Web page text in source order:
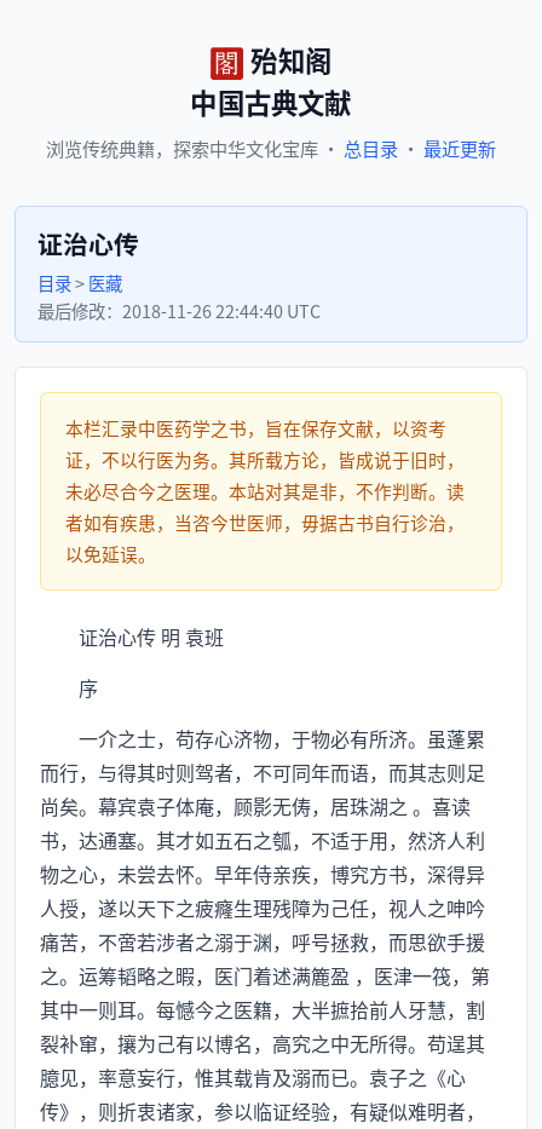
殆知阁
中国古典文献
浏览传统典籍， 探索中华文化宝库 · 总目录 · 最近更新
证治心传
目录>医藏
最后修改： 2018-11-26 22:44:40 UTC
本栏汇录中医药学之书，旨在保存文献，以资考
证，不以行医为务。其所载方论，皆成说于旧时，
未必尽合今之医理。本站对其是非，不作判断。读
者如有疾患，当咨今世医师，毋据古书自行诊治，
以免延误。
证治心传 明 袁班
序
一介之士，苟存心济物，于物必有所济。虽蓬累
而行，与得其时则驾者，不可同年而语，而其志则足
尚矣。幕宾袁子体庵，顾影无俦，居珠湖之 。喜读
书，达通塞。其才如五石之瓠，不适于用，然济人利
物之心，未尝去怀。早年侍亲疾，博究方书，深得异
人授，遂以天下之疲癃生理残障为己任，视人之呻吟
痛苦，不啻若涉者之溺于渊，呼号拯救，而思欲手援
之。运筹韬略之暇，医门着述满簏盈 ，医津一筏，第
其中一则耳。每憾今之医籍，大半摭拾前人牙慧，割
裂补窜，攘为己有以博名，高究之中无所得。苟逞其
臆见，率意妄行，惟其载肯及溺而已。袁子之《心
传》，则折衷诸家，参以临证经验，有疑似难明者，